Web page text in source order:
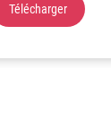
Télécharger